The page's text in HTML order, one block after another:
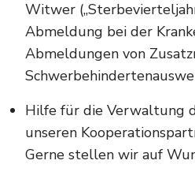
Witwer
Abmeldung bei der
Abmeldungen von
Hilfe für die Verwaltung
unseren
Gerne stellen wir auf